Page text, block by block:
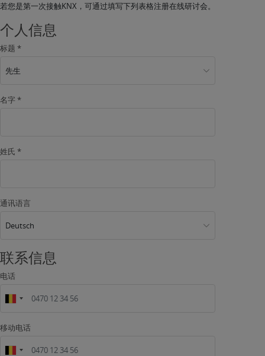
若您是第一次接触KNX，可通过填写下列表格注册在线研讨会。
个人信息
标题 *
先生
名字 *
姓氏 *
通讯语言
Deutsch
联系信息
电话
移动电话